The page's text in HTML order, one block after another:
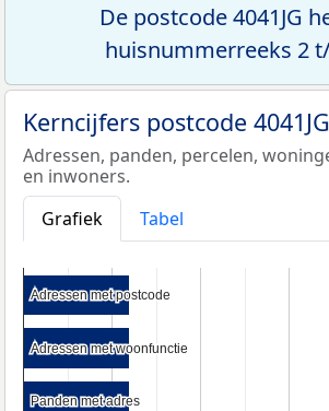
De postcode 4041JG
huisnummerreeks 2
Kerncijfers postcode 4041JG
Adressen, panden, percelen,
en inwoners.
Grafiek
Tabel
Adressen met postcode
Adressen met postcode
Adressen met woonfunctie
Adressen met woonfunctie
Panden met adres
Panden met adres